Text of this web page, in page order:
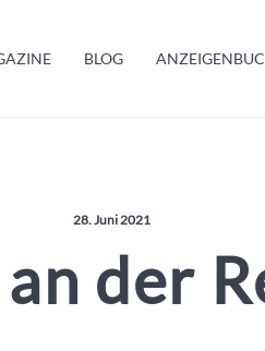
BLOG
Veröffentlicht am:
28. Juni 2021
der